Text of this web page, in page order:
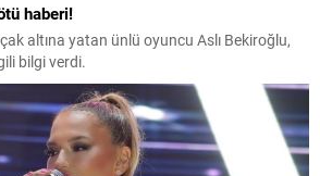
haberi!
altına yatan ünlü oyuncu Aslı Bekiroğlu,
bilgi verdi.